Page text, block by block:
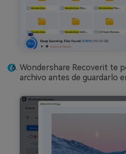
Wondershare Recoverit te
archivo antes de guardarlo